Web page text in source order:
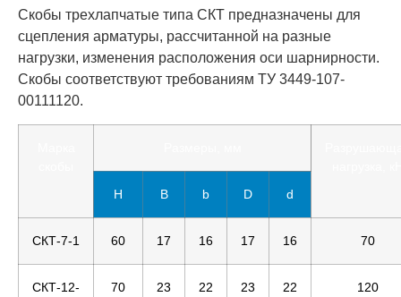
Скобы трехлапчатые типа СКТ предназначены для
сцепления арматуры, рассчитанной на разные
нагрузки, изменения расположения оси шарнирности.
Скобы соответствуют требованиям ТУ 3449-107-
00111120.
H
B b D d
СКТ-7-1 60 17 16 17 16 70
СКТ-12-
70 23 22 23 22 120